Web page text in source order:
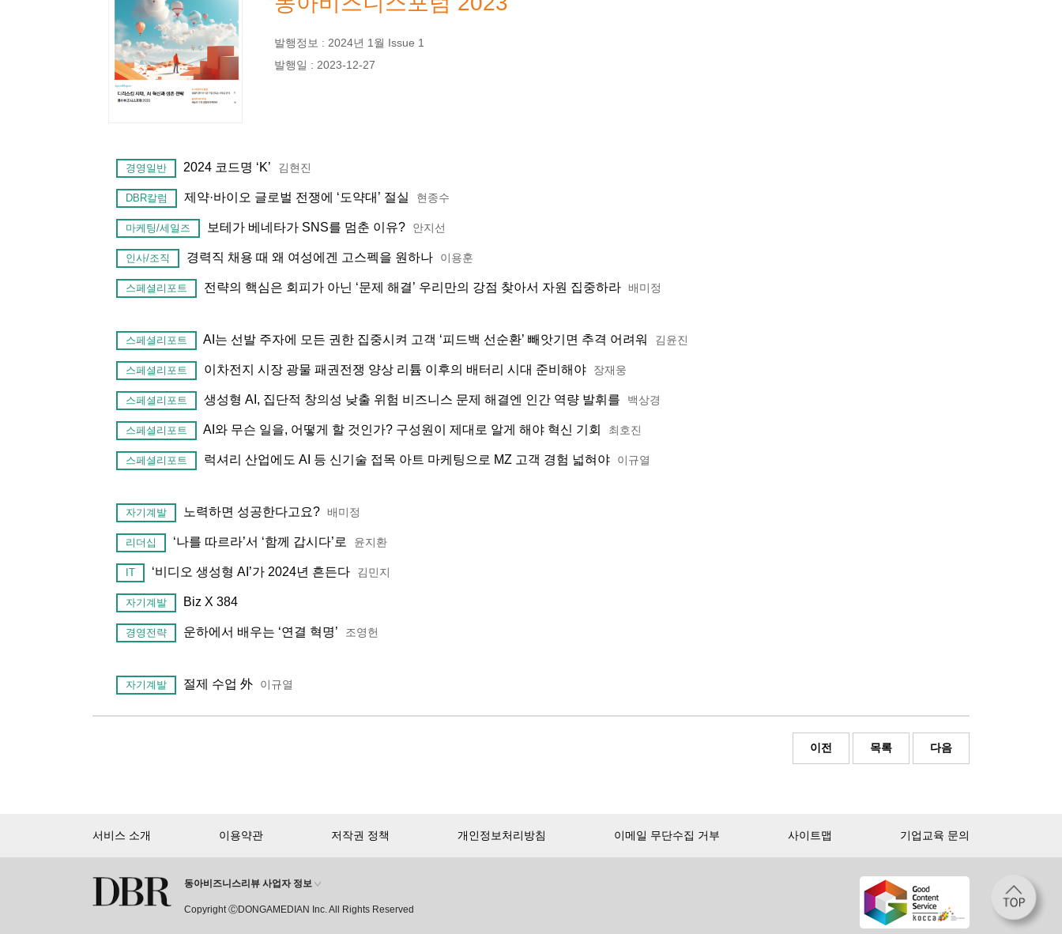
발행정보 : 2024년 1월 Issue 1
발행일 : 2023-12-27
경영일반 2024 코드명 ‘K’ 김현진
DBR칼럼 제약·바이오 글로벌 전쟁에 ‘도약대’ 절실 현종수
마케팅/세일즈 보테가 베네타가 SNS를 멈춘 이유? 안지선
인사/조직 경력직 채용 때 왜 여성에겐 고스펙을 원하나 이용훈
스페셜리포트 전략의 핵심은 회피가 아닌 ‘문제 해결’ 우리만의 강점 찾아서 자원 집중하라 배미정
스페셜리포트 AI는 선발 주자에 모든 권한 집중시켜 고객 ‘피드백 선순환’ 빼앗기면 추격 어려워 김윤진
스페셜리포트 이차전지 시장 광물 패권전쟁 양상 리튬 이후의 배터리 시대 준비해야 장재웅
스페셜리포트 생성형 AI, 집단적 창의성 낮출 위험 비즈니스 문제 해결엔 인간 역량 발휘를 백상경
스페셜리포트 AI와 무슨 일을, 어떻게 할 것인가? 구성원이 제대로 알게 해야 혁신 기회 최호진
스페셜리포트 럭셔리 산업에도 AI 등 신기술 접목 아트 마케팅으로 MZ 고객 경험 넓혀야 이규열
자기계발 노력하면 성공한다고요? 배미정
리더십 ‘나를 따르라’서 ‘함께 갑시다’로 윤지환
IT ‘비디오 생성형 AI’가 2024년 흔든다 김민지
자기계발 Biz X 384
경영전략 운하에서 배우는 ‘연결 혁명’ 조영헌
자기계발 절제 수업 外 이규열
이전 목록 다음
낱권 구매
서비스 소개 이용약관 저작권 정책 개인정보처리방침 이메일 무단수집 거부 사이트맵 기업교육 문의
동아비즈니스리뷰 사업자 정보
Copyright ⒸDONGAMEDIAN Inc. All Rights Reserved